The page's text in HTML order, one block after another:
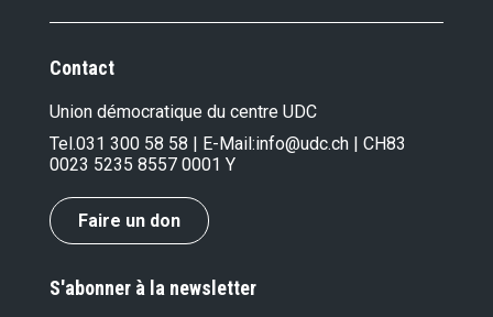
Contact
Union démocratique du centre UDC
Tel.031 300 58 58 | E-Mail:info@udc.ch | CH83
0023 5235 8557 0001 Y
Faire un don
S'abonner à la newsletter